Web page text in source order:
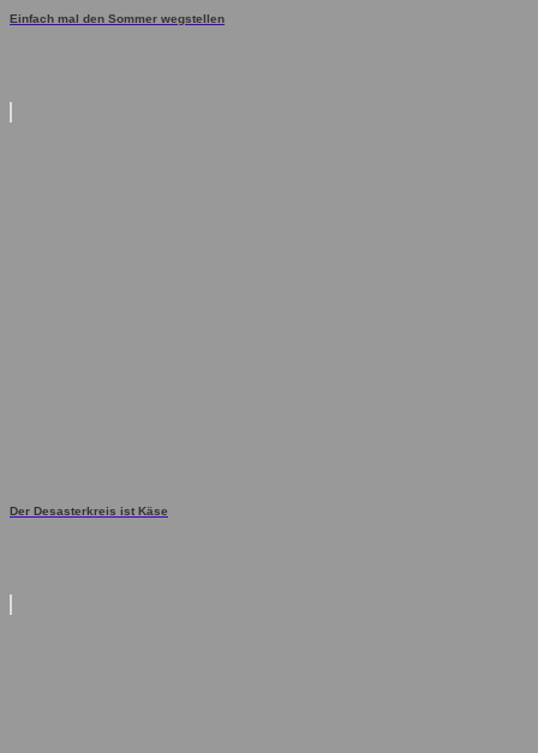
Einfach mal den Sommer wegstellen
Der Desasterkreis ist Käse